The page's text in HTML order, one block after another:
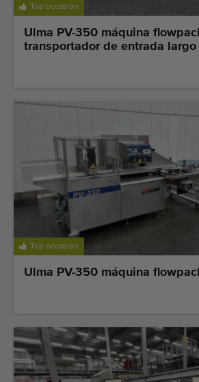
Top occasion
Ulma PV-350 máquina
transportador de entrada largo
Top occasion
Ulma PV-350 máquina